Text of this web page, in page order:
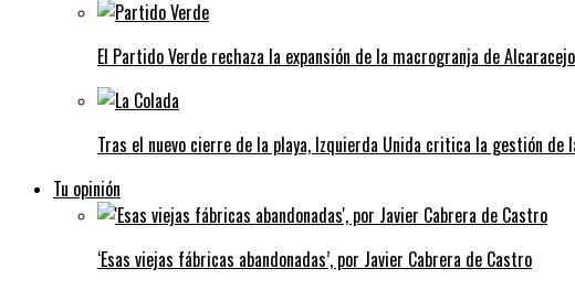
El Partido Verde rechaza la expansión de la macrogranja de
Tras el nuevo cierre de la playa, Izquierda Unida critica la gestión de
Tu opinión
‘Esas viejas fábricas abandonadas’, por Javier Cabrera de Castro